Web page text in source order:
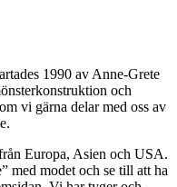
1990 av Anne-Grete
och
vi gärna delar med oss av
Europa, Asien och USA.
med modet och se till att ha